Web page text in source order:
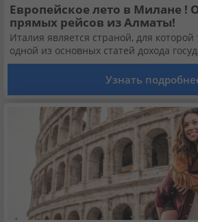
Европейское лето в Милане !
прямых рейсов из Алматы!
Италия является страной, для которой
одной из основных статей дохода
Узнать